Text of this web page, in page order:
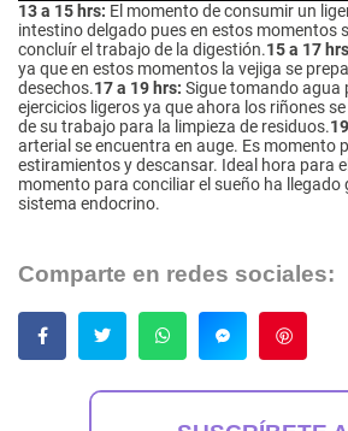
13 a 15 hrs: El momento de consumir un
intestino delgado pues en estos momentos
concluír el trabajo de la digestión.15 a 17
ya que en estos momentos la vejiga se
desechos.17 a 19 hrs: Sigue tomando agua
ejercicios ligeros ya que ahora los riñones
de su trabajo para la limpieza de residuos.
arterial se encuentra en auge. Es momento
estiramientos y descansar. Ideal hora para
momento para conciliar el sueño ha llegado
sistema endocrino.
Comparte en redes sociales: